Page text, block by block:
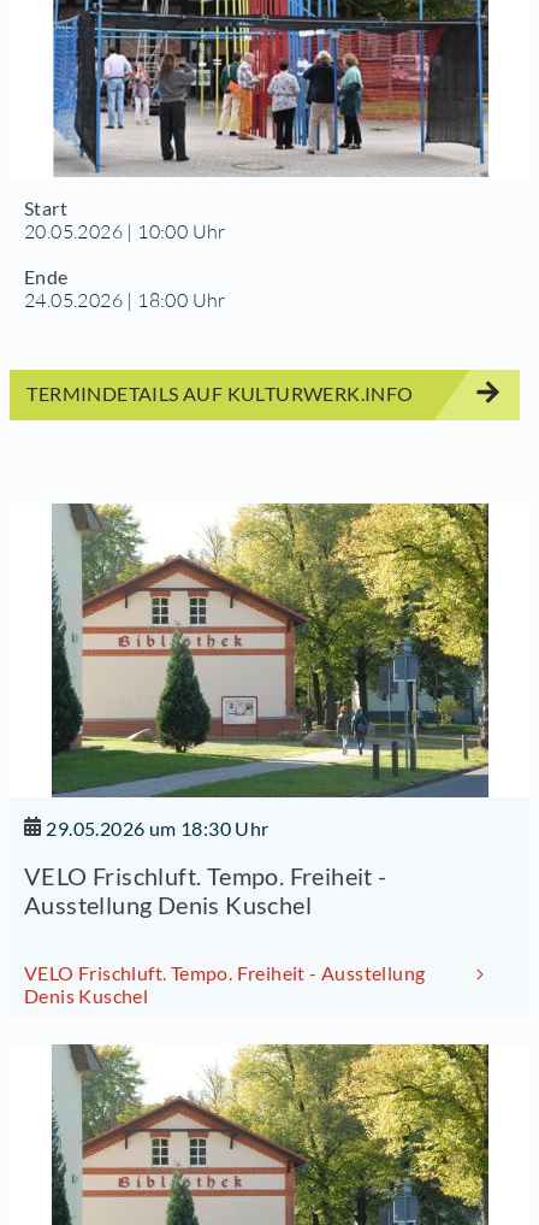
Start
20.05.2026 | 10:00 Uhr
Ende
24.05.2026 | 18:00 Uhr
TERMINDETAILS AUF KULTURWERK.INFO
29.05.2026 um 18:30 Uhr
VELO Frischluft. Tempo. Freiheit -
Ausstellung Denis Kuschel
VELO Frischluft. Tempo. Freiheit - Ausstellung
Denis Kuschel